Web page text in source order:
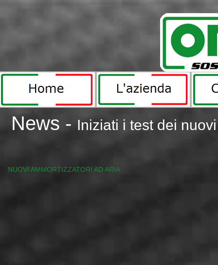
News - Iniziati i test dei
NUOVI AMMORTIZZATORI AD ARIA